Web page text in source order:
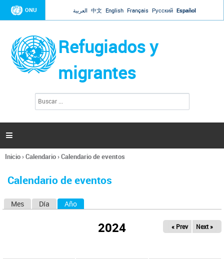
Jump to navigation
ONU العربية 中文 English Français Русский Español
Refugiados y
migrantes
l
s

Se
usted
Inicio›Calendario›Calendario de eventos
Calendario de eventos
Mes Día Año
2024 « Prev Next »